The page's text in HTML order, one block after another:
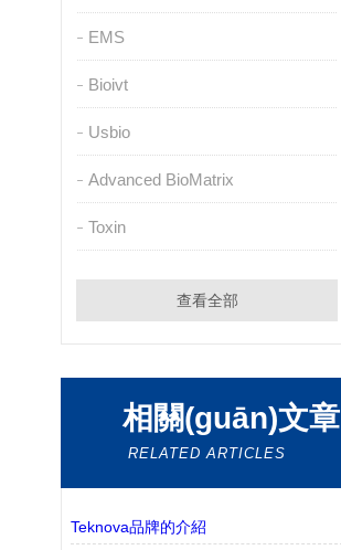
EMS
Bioivt
Usbio
Advanced BioMatrix
Toxin
查看全部
相關(guān)文章
RELATED ARTICLES
Teknova品牌的介紹